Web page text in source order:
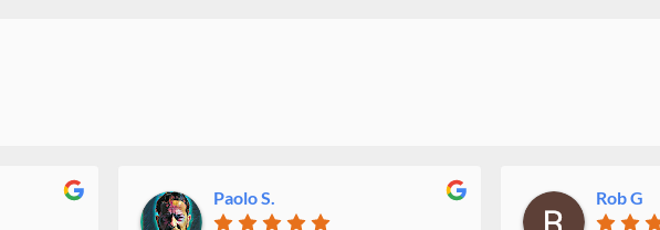
Paolo S. Rob G